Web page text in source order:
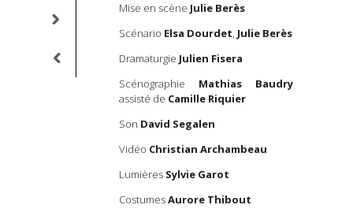
Mise en scène Julie Berès
Scénario Elsa Dourdet, Julie Berès
Dramaturgie Julien Fisera
Scénographie Mathias Baudry
assisté de Camille Riquier
Son David Segalen
Vidéo Christian Archambeau
Lumières Sylvie Garot
CostumesAurore Thibout
de vie,